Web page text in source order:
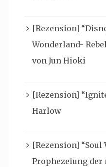
[Rezension]
Wonderland-
von Jun Hioki
[Rezension]
Harlow
[Rezension] “Soul
Prophezeiung der